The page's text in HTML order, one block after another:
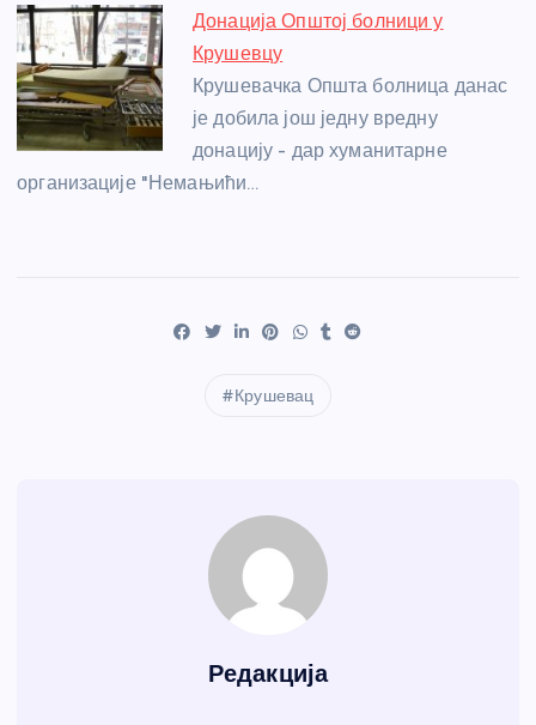
Донација Општој болници у
Крушевцу
Крушевачка Општа болница данас
је добила још једну вредну
донацију - дар хуманитарне
организације "Немањићи…
Крушевац
Редакција